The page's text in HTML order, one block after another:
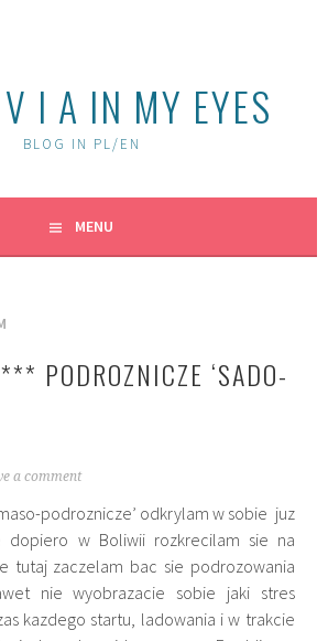
I A IN MY EYES
BLOG IN PL/EN
MENU
PODROZNICZE ‘SADO-
a comment
podroznicze’ odkrylam w sobie juz
dopiero w Boliwii rozkrecilam sie na
tutaj zaczelam bac sie podrozowania
nie wyobrazacie sobie jaki stres
kazdego startu, ladowania i w trakcie